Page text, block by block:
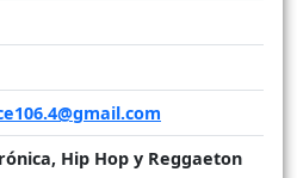
Hip Hop y Reggaeton